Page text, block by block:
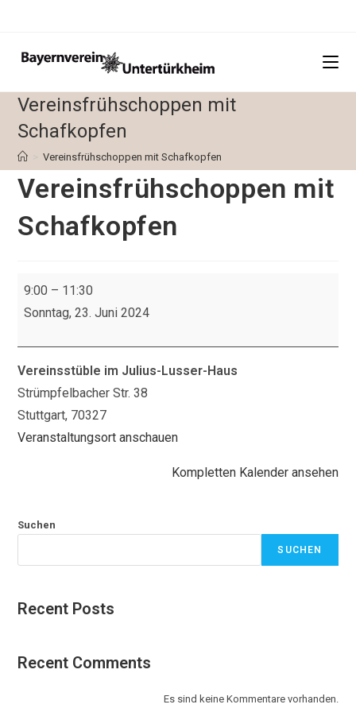
Vereinsfrühschoppen mit
Schafkopfen
> Vereinsfrühschoppen mit Schafkopfen
Vereinsfrühschoppen mit
Schafkopfen
Schafkopfen
9:00 – 11:30
Sonntag, 23. Juni 2024
Vereinsstüble im Julius-Lusser-Haus
Strümpfelbacher Str. 38
Stuttgart, 70327
Veranstaltungsort anschauen
Kompletten Kalender ansehen
Suchen
SUCHEN
Recent Posts
Recent Comments
Es sind keine Kommentare vorhanden.